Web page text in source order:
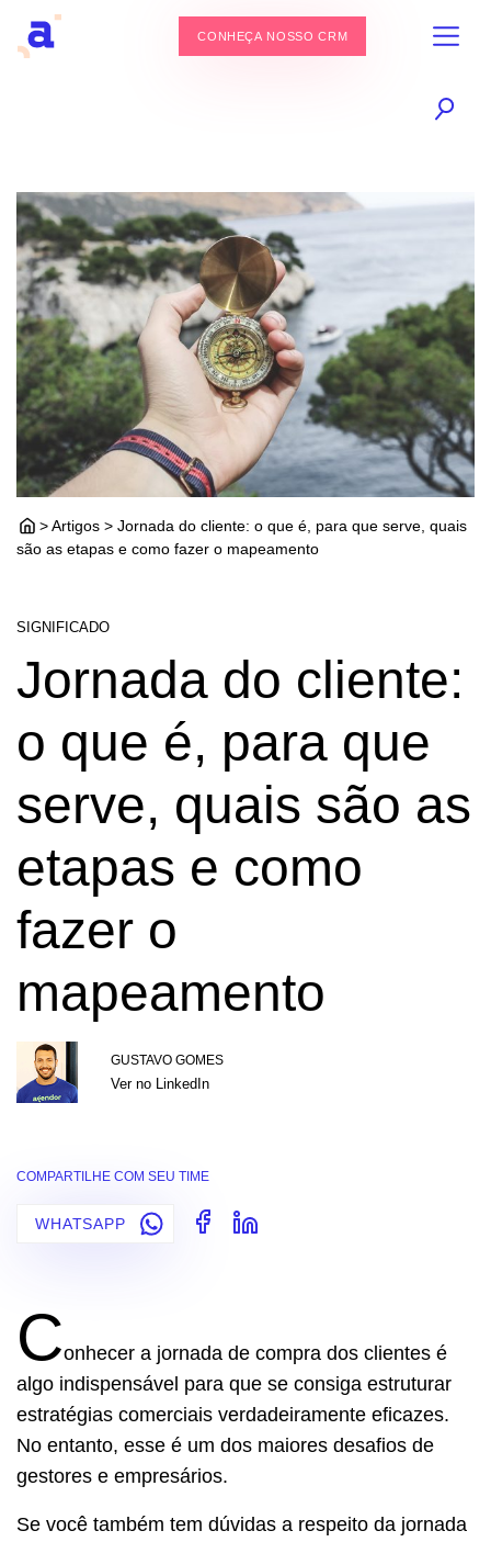
CONHEÇA NOSSO CRM
> Artigos > Jornada do cliente: o que é, para que serve, quais
são as etapas e como fazer o mapeamento
SIGNIFICADO
Jornada do cliente:
o que é, para que
serve, quais são as
etapas e como
fazer o
mapeamento
GUSTAVO GOMES
Ver no LinkedIn
COMPARTILHE COM SEU TIME
WHATSAPP
Conhecer a jornada de compra dos clientes é
algo indispensável para que se consiga estruturar
estratégias comerciais verdadeiramente eficazes.
No entanto, esse é um dos maiores desafios de
gestores e empresários.
Se você também tem dúvidas a respeito da jornada